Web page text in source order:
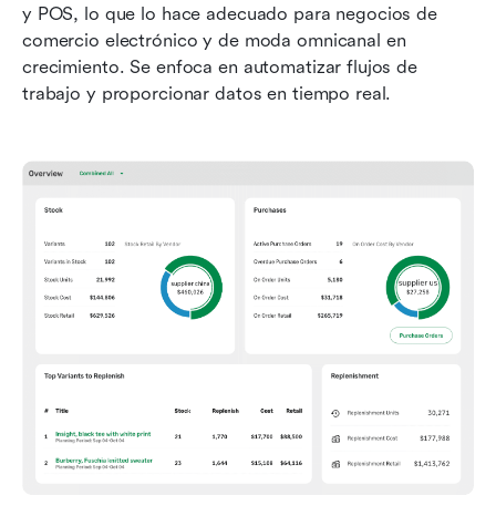
y POS, lo que lo hace adecuado para negocios de
comercio electrónico y de moda omnicanal en
crecimiento. Se enfoca en automatizar flujos de
trabajo y proporcionar datos en tiempo real.